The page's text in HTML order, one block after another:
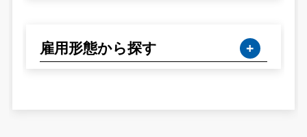
雇用形態から探す